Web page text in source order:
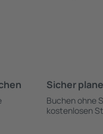
Sicher
Buchen ohne
kostenlosen